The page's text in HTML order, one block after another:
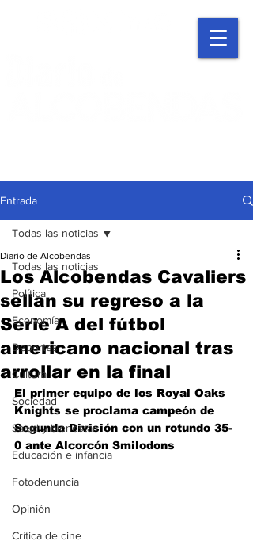
Entrada
Todas las noticias
Política
Economía
Deportes
Cultura
Sociedad
Salud y bienestar
Educación e infancia
Fotodenuncia
Opinión
Crítica de cine
Todas las noticias
Los Alcobendas Cavaliers
sellan su regreso a la
Serie A del fútbol
americano nacional tras
arrollar en la final
Diario de Alcobendas
El primer equipo de los Royal Oaks
Knights se proclama campeón de
Segunda División con un rotundo 35-
0 ante Alcorcón Smilodons